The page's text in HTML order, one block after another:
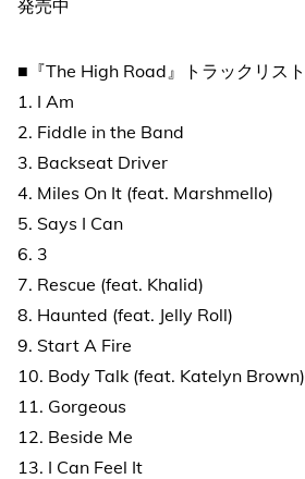
発売中
■『The High Road』トラックリスト
1. I Am
2. Fiddle in the Band
3. Backseat Driver
4. Miles On It (feat. Marshmello)
5. Says I Can
6. 3
7. Rescue (feat. Khalid)
8. Haunted (feat. Jelly Roll)
9. Start A Fire
10. Body Talk (feat. Katelyn Brown)
11. Gorgeous
12. Beside Me
13. I Can Feel It